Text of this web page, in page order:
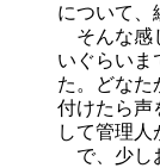
について、
そんな感
いぐらいま
た。どなた
付けたら声
して管理
で、少し